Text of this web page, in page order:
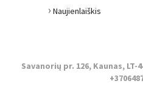
› Naujienlaiškis
Savanorių pr. 126, Kaunas, LT-